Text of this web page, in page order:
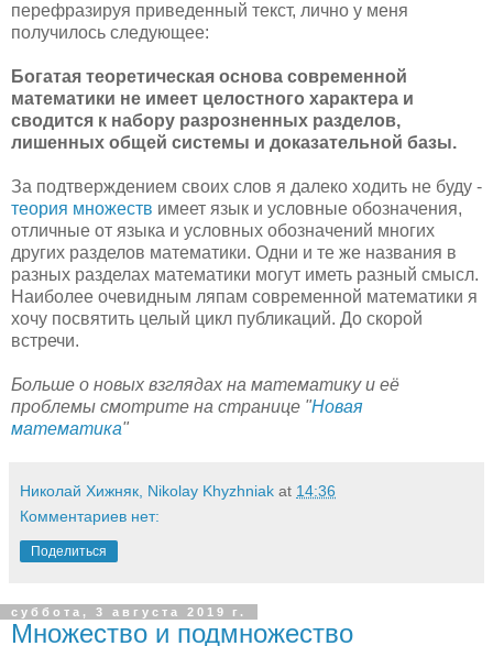
перефразируя приведенный текст, лично у меня
получилось следующее:
Богатая теоретическая основа современной
математики не имеет целостного характера и
сводится к набору разрозненных разделов,
лишенных общей системы и доказательной базы.
За подтверждением своих слов я далеко ходить не буду -
теория множеств имеет язык и условные обозначения,
отличные от языка и условных обозначений многих
других разделов математики. Одни и те же названия в
разных разделах математики могут иметь разный смысл.
Наиболее очевидным ляпам современной математики я
хочу посвятить целый цикл публикаций. До скорой
встречи.
Больше о новых взглядах на математику и её
проблемы смотрите на странице "Новая
математика"
Николай Хижняк, Nikolay Khyzhniak at 14:36
Комментариев нет:
Поделиться
суббота, 3 августа 2019 г.
Множество и подмножество